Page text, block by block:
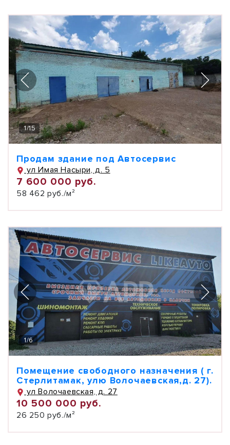
1/15
Продам здание под Автосервис
ул Имая Насыри, д. 5
7 600 000 руб.
58 462 руб./м²
1/6
Помещение свободного назначения ( г.
Стерлитамак, улю Волочаевская,д. 27).
ул Волочаевская, д. 27
10 500 000 руб.
26 250 руб./м²